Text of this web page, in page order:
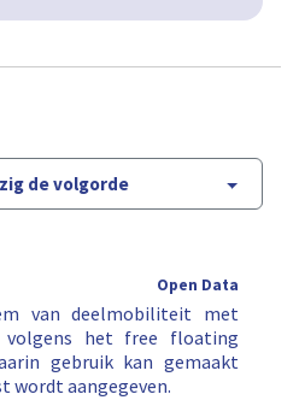
de volgorde
Open Data
van deelmobiliteit met
volgens het free floating
gebruik kan gemaakt
wordt aangegeven.